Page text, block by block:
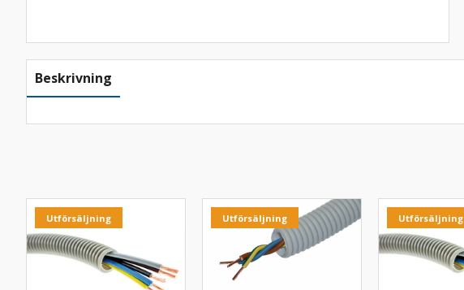
Beskrivning
Utförsäljning Utförsäljning Utförsäljning